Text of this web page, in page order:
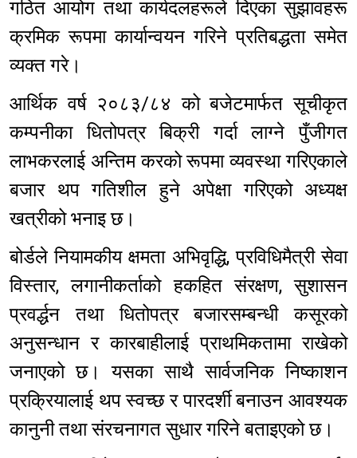
गठित आयोग तथा कार्यदलहरूले दिएका सुझावहरू
क्रमिक रूपमा कार्यान्वयन गरिने प्रतिबद्धता समेत
व्यक्त गरे।
आर्थिक वर्ष २०८३/८४ को बजेटमार्फत सूचीकृत
कम्पनीका धितोपत्र बिक्री गर्दा लाग्ने पुँजीगत
लाभकरलाई अन्तिम करको रूपमा व्यवस्था गरिएकाले
बजार थप गतिशील हुने अपेक्षा गरिएको अध्यक्ष
खत्रीको भनाइ छ।
बोर्डले नियामकीय क्षमता अभिवृद्धि, प्रविधिमैत्री सेवा
विस्तार, लगानीकर्ताको हकहित संरक्षण, सुशासन
प्रवर्द्धन तथा धितोपत्र बजारसम्बन्धी कसूरको
अनुसन्धान र कारबाहीलाई प्राथमिकतामा राखेको
जनाएको छ। यसका साथै सार्वजनिक निष्काशन
प्रक्रियालाई थप स्वच्छ र पारदर्शी बनाउन आवश्यक
कानुनी तथा संरचनागत सुधार गरिने बताइएको छ।